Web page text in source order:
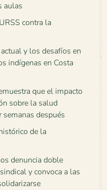
aulas
contra la
y los desafíos en
indígenas en Costa
que el impacto
sobre la salud
semanas después
de la
denuncia doble
y convoca a las